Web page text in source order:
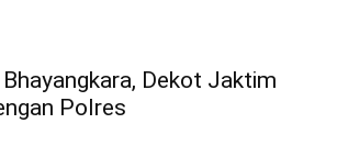
Dekot Jaktim
Polres